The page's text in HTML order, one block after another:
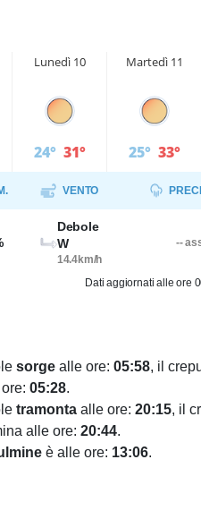
Lunedì 10
24° 31°
Martedì 11
25° 33°
VENTO
Debole
W
14.4km/h
--
Dati aggiornati alle ore
sorge alle ore: 05:58, il
05:28.
tramonta alle ore: 20:15, il
alle ore: 20:44.
è alle ore: 13:06.